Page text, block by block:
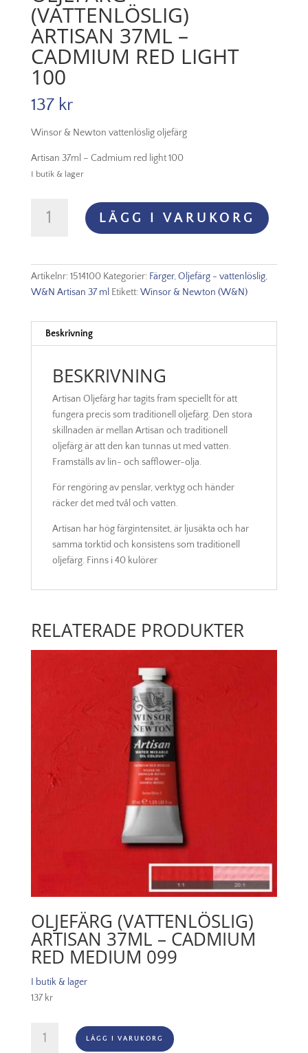
(VATTENLÖSLIG)
ARTISAN 37ML –
CADMIUM RED LIGHT
100
137 kr
Winsor & Newton vattenlöslig oljefärg
Artisan 37ml – Cadmium red light 100
I butik & lager
(vattenlöslig)
mängd
LÄGG I VARUKORG
Artikelnr:1514100 Kategorier: Färger,Oljefärg - vattenlöslig,
W&N Artisan 37 ml Etikett:Winsor & Newton (W&N)
Beskrivning
BESKRIVNING
Artisan Oljefärg har tagits fram speciellt för att
fungera precis som traditionell oljefärg. Den stora
skillnaden är mellan Artisan och traditionell
oljefärg är att den kan tunnas ut med vatten.
Framställs av lin- och safflower-olja.
För rengöring av penslar, verktyg och händer
räcker det med tvål och vatten.
Artisan har hög färgintensitet, är ljusäkta och har
samma torktid och konsistens som traditionell
oljefärg. Finns i 40 kulörer
RELATERADE PRODUKTER
OLJEFÄRG (VATTENLÖSLIG)
ARTISAN 37ML – CADMIUM
RED MEDIUM 099
I butik & lager
137 kr
(vattenlöslig)
LÄGG I VARUKORG